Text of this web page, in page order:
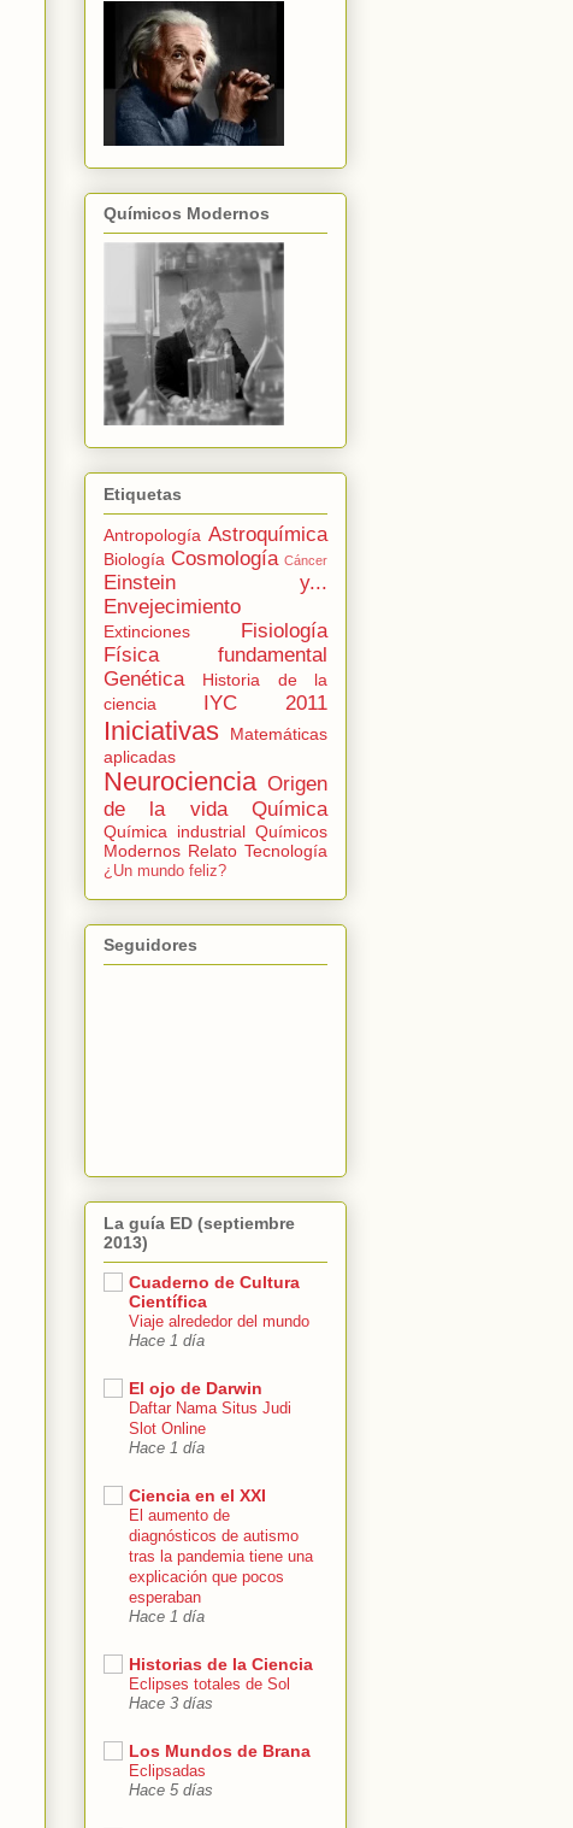
Químicos Modernos
Etiquetas
Antropología Astroquímica
Biología Cosmología Cáncer
Einstein y...
Envejecimiento
Extinciones
Fisiología
Física fundamental
Genética
Historia de la
ciencia
IYC 2011
Iniciativas
Matemáticas
aplicadas
Neurociencia Origen
de la vida
Química
Química industrial Químicos
Modernos Relato Tecnología
¿Un mundo feliz?
Seguidores
La guía ED (septiembre
2013)
Cuaderno de Cultura
Científica
Viaje alrededor del mundo
Hace 1 día
El ojo de Darwin
Daftar Nama Situs Judi
Slot Online
Hace 1 día
Ciencia en el XXI
El aumento de
diagnósticos de autismo
tras la pandemia tiene una
explicación que pocos
esperaban
Hace 1 día
Historias de la Ciencia
Eclipses totales de Sol
Hace 3 días
Los Mundos de Brana
Eclipsadas
Hace 5 días